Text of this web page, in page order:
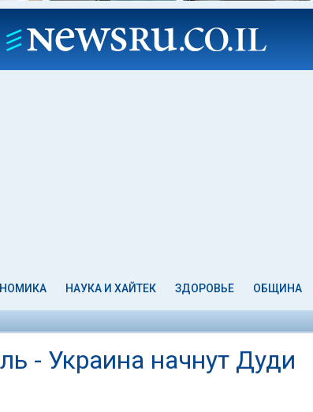
НАУКА И ХАЙТЕК ЗДОРОВЬЕ ОБЩИНА
- Украина начнут Дуди